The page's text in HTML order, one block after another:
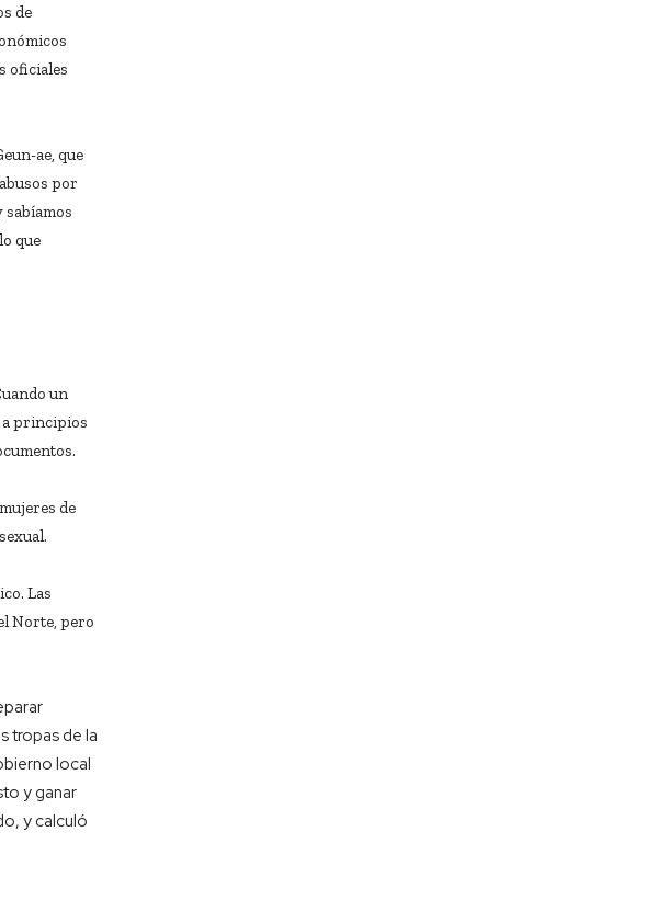
de
oficiales
ae, que
por
sabíamos
que
un
a principios
de
Las
Norte, pero
tropas de la
local
y ganar
y calculó